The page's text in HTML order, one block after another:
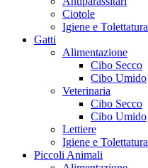
Ciotole
Igiene e Tolettatura
Gatti
Alimentazione
Cibo Secco
Cibo Umido
Veterinaria
Cibo Secco
Cibo Umido
Lettiere
Igiene e Tolettatura
Piccoli Animali